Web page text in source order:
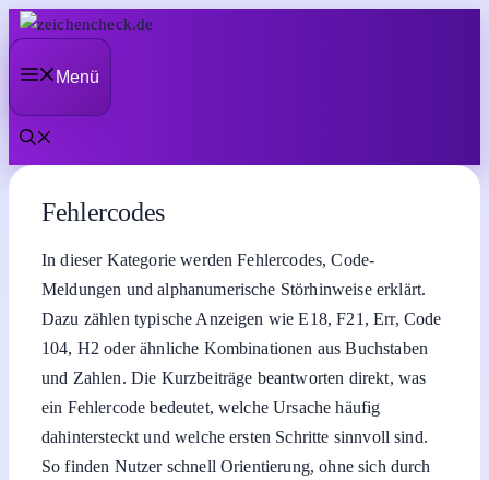
Zum
Inhalt
springenMenü
Fehlercodes
In dieser Kategorie werden Fehlercodes, Code-
Meldungen und alphanumerische Störhinweise erklärt.
Dazu zählen typische Anzeigen wie E18, F21, Err, Code
104, H2 oder ähnliche Kombinationen aus Buchstaben
und Zahlen. Die Kurzbeiträge beantworten direkt, was
ein Fehlercode bedeutet, welche Ursache häufig
dahintersteckt und welche ersten Schritte sinnvoll sind.
So finden Nutzer schnell Orientierung, ohne sich durch